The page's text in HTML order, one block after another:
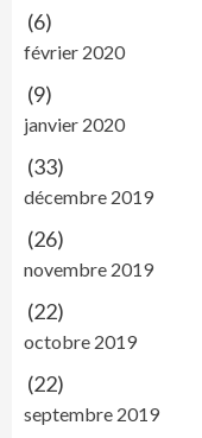
(6)
février 2020
(9)
janvier 2020
(33)
décembre 2019
(26)
novembre 2019
(22)
octobre 2019
(22)
septembre 2019